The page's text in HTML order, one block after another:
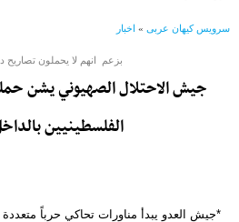
سرویس کیهان عربی » اخبار
بزعم انهم لا يحملون تصاريح
جيش الاحتلال الصهيوني يشن
الفلسطينيين
*جيش العدو يبدأ مناورات تحاكي حرباً متعددة